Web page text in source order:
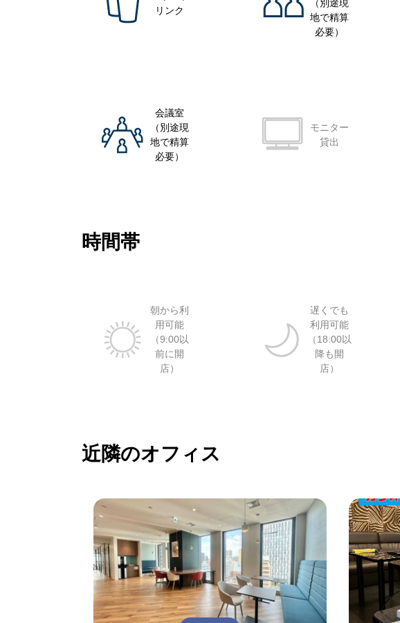
リンク
（別途現
地で精算
必要）
会議室
（別途現
地で精算
必要）
モニター
貸出
時間帯
朝から利
用可能
（9:00以
前に開
店）
遅くでも
利用可能
（18:00以
降も開
店）
近隣のオフィス